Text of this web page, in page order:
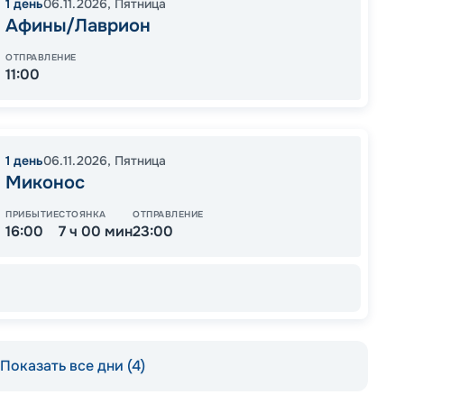
1 день06.11.2026, Пятница
Афины/Лаврион
ОТПРАВЛЕНИЕ
11:00
1 день06.11.2026, Пятница
Миконос
ПРИБЫТИЕ
16:00
СТОЯНКА
7 ч 00 мин
ОТПРАВЛЕНИЕ
23:00
Показать все дни (4)